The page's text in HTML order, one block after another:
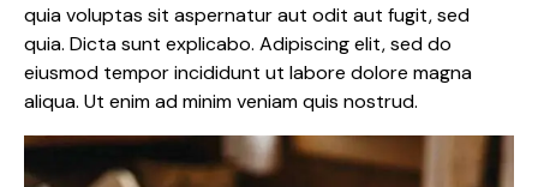
quia voluptas sit aspernatur aut odit aut fugit, sed
quia. Dicta sunt explicabo. Adipiscing elit, sed do
eiusmod tempor incididunt ut labore dolore magna
aliqua. Ut enim ad minim veniam quis nostrud.